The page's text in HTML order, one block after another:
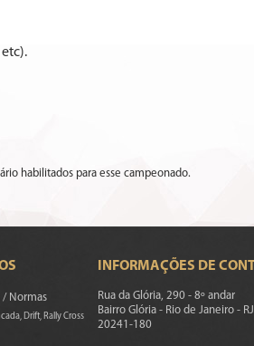
habilitados para esse campeonado.
/ Normas
Drift, Rally Cross
INFORMAÇÕES DE
Rua da Glória, 290 - 8º andar
Bairro Glória - Rio de Janeiro - RJ
20241-180